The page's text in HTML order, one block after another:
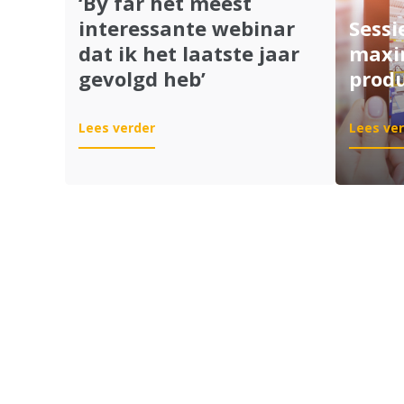
interessante webinar
dat ik het laatste jaar
gevolgd heb’
Lees verder:
‘By
Lees